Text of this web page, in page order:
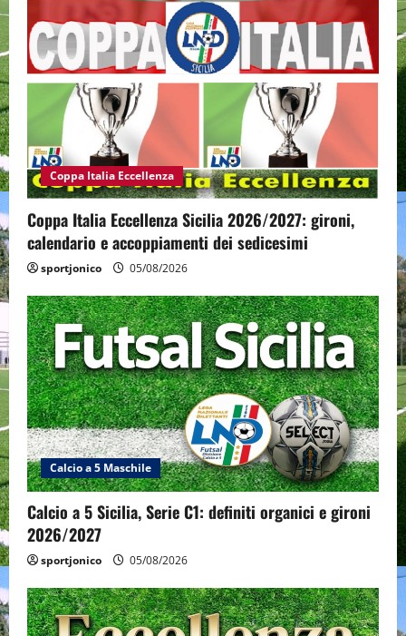
Coppa Italia Eccellenza
Coppa Italia Eccellenza Sicilia 2026/2027: gironi,
calendario e accoppiamenti dei sedicesimi
sportjonico 05/08/2026
Calcio a 5 Maschile
Calcio a 5 Sicilia, Serie C1: definiti organici e gironi
2026/2027
sportjonico 05/08/2026